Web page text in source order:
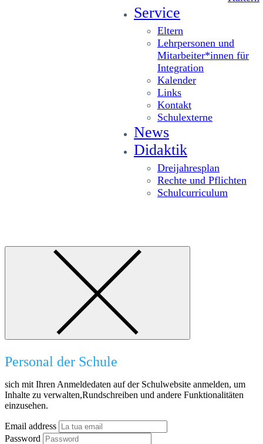
Service
Eltern
Lehrpersonen und
Mitarbeiter*innen für
Integration
Kalender
Links
Kontakt
Schulexterne
News
Didaktik
Dreijahresplan
Rechte und Pflichten
Schulcurriculum
Personal der Schule
sich mit Ihren Anmeldedaten auf der Schulwebsite anmelden, um
Inhalte zu verwalten,Rundschreiben und andere Funktionalitäten
einzusehen.
Email address
Password